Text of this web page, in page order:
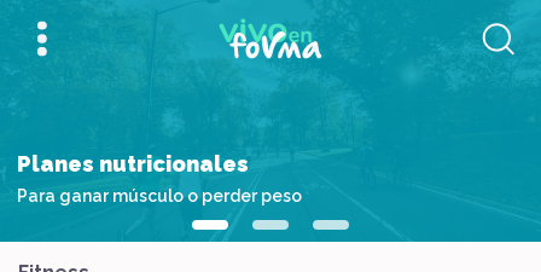
Planes nutricionales
Para ganar músculo o perder peso